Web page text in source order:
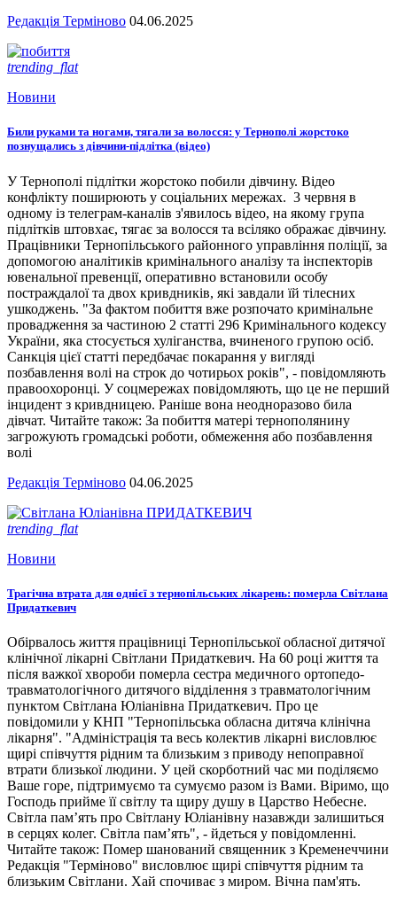
Редакція Терміново 04.06.2025
trending_flat
Новини
Били руками та ногами, тягали за волосся: у Тернополі жорстоко
познущались з дівчини-підлітка (відео)
У Тернополі підлітки жорстоко побили дівчину. Відео
конфлікту поширюють у соціальних мережах. 3 червня в
одному із телеграм-каналів з'явилось відео, на якому група
підлітків штовхає, тягає за волосся та всіляко ображає дівчину.
Працівники Тернопільського районного управління поліції, за
допомогою аналітиків кримінального аналізу та інспекторів
ювенальної превенції, оперативно встановили особу
постраждалої та двох кривдників, які завдали їй тілесних
ушкоджень. "За фактом побиття вже розпочато кримінальне
провадження за частиною 2 статті 296 Кримінального кодексу
України, яка стосується хуліганства, вчиненого групою осіб.
Санкція цієї статті передбачає покарання у вигляді
позбавлення волі на строк до чотирьох років", - повідомляють
правоохоронці. У соцмережах повідомляють, що це не перший
інцидент з кривдницею. Раніше вона неодноразово била
дівчат. Читайте також: За побиття матері тернополянину
загрожують громадські роботи, обмеження або позбавлення
волі
Редакція Терміново 04.06.2025
trending_flat
Новини
Трагічна втрата для однієї з тернопільських лікарень: померла Світлана
Придаткевич
Обірвалось життя працівниці Тернопільської обласної дитячої
клінічної лікарні Світлани Придаткевич. На 60 році життя та
після важкої хвороби померла сестра медичного ортопедо-
травматологічного дитячого відділення з травматологічним
пунктом Світлана Юліанівна Придаткевич. Про це
повідомили у КНП "Тернопільська обласна дитяча клінічна
лікарня". "Адміністрація та весь колектив лікарні висловлює
щирі співчуття рідним та близьким з приводу непоправної
втрати близької людини. У цей скорботний час ми поділяємо
Ваше горе, підтримуємо та сумуємо разом із Вами. Віримо, що
Господь прийме її світлу та щиру душу в Царство Небесне.
Світла пам’ять про Світлану Юліанівну назавжди залишиться
в серцях колег. Світла пам’ять", - йдеться у повідомленні.
Читайте також: Помер шанований священник з Кременеччини
Редакція "Терміново" висловлює щирі співчуття рідним та
близьким Світлани. Хай спочиває з миром. Вічна пам'ять.